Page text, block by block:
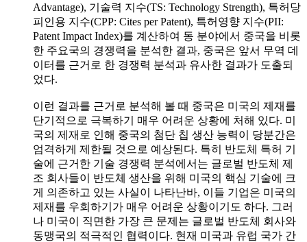
Advantage), 기술력 지수(TS: Technology Strength), 특허당
피인용 지수(CPP: Cites per Patent), 특허영향 지수(PII:
Patent Impact Index)를 계산하여 동 분야에서 중국을 비롯
한 주요국의 경쟁력을 분석한 결과, 중국은 앞서 무역 데
이터를 근거로 한 경쟁력 분석과 유사한 결과가 도출되
었다.
이런 결과를 근거로 분석해 볼 때 중국은 미국의 제재를
단기적으로 극복하기 매우 어려운 상황에 처해 있다. 미
국의 제재로 인해 중국의 첨단 칩 생산 능력이 당분간은
엄격하게 제한될 것으로 예상된다. 특히 반도체 특허 기
술에 근거한 기술 경쟁력 분석에서는 글로벌 반도체 제
조 회사들이 반도체 생산을 위해 미국의 핵심 기술에 크
게 의존하고 있는 사실이 나타난바, 이들 기업은 미국의
제재를 우회하기가 매우 어려운 상황이기도 하다. 그러
나 미국이 직면한 가장 큰 문제는 글로벌 반도체 회사와
동맹국의 적극적인 협력이다. 현재 미국과 유럽 국가 간